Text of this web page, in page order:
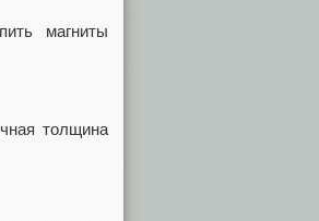
магниты
толщина